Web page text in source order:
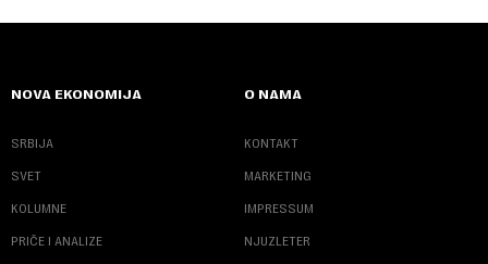
NOVA EKONOMIJA
SRBIJA
SVET
KOLUMNE
PRIČE I ANALIZE
O NAMA
KONTAKT
MARKETING
IMPRESSUM
NJUZLETER